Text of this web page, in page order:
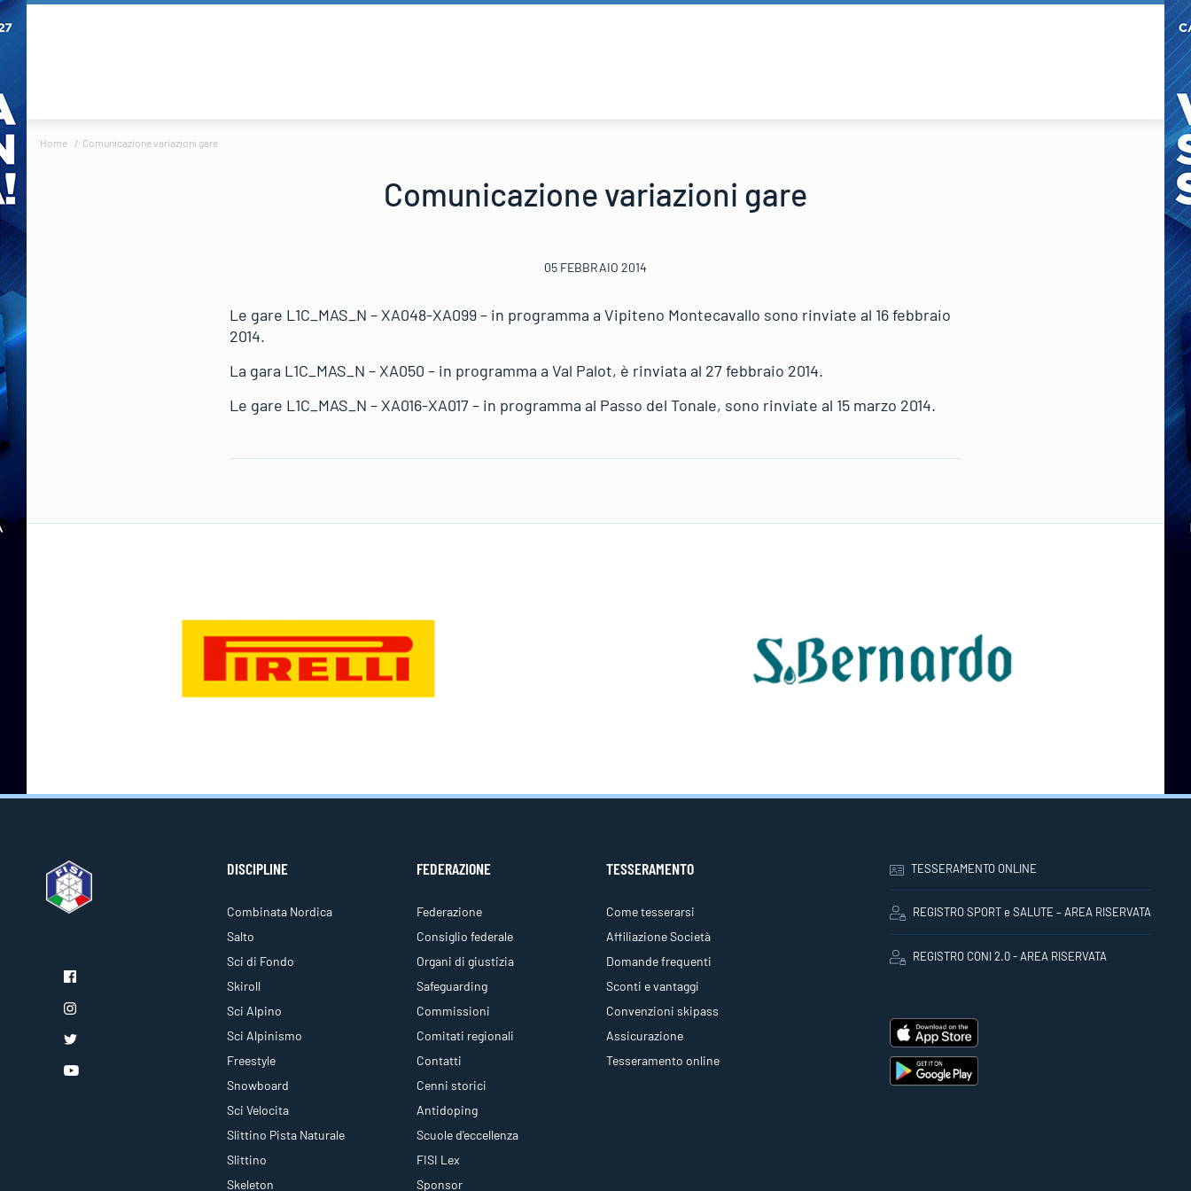
Home Comunicazione variazioni gare
Comunicazione variazioni gare
05 FEBBRAIO 2014
Le gare L1C_MAS_N – XA048-XA099 – in programma a Vipiteno Montecavallo sono rinviate al 16 febbraio
2014.
La gara L1C_MAS_N – XA050 – in programma a Val Palot, è rinviata al 27 febbraio 2014.
Le gare L1C_MAS_N – XA016-XA017 – in programma al Passo del Tonale, sono rinviate al 15 marzo 2014.
DISCIPLINE
Combinata Nordica
Salto
Sci di Fondo
Skiroll
Sci Alpino
Sci Alpinismo
Freestyle
Snowboard
Sci Velocita
Slittino Pista Naturale
Slittino
Skeleton
FEDERAZIONE
Federazione
Consiglio federale
Organi di giustizia
Safeguarding
Commissioni
Comitati regionali
Contatti
Cenni storici
Antidoping
Scuole d'eccellenza
FISI Lex
Sponsor
TESSERAMENTO
Come tesserarsi
Affiliazione Società
Domande frequenti
Sconti e vantaggi
Convenzioni skipass
Assicurazione
Tesseramento online
TESSERAMENTO ONLINE
REGISTRO SPORT e SALUTE – AREA RISERVATA
REGISTRO CONI 2.0 - AREA RISERVATA